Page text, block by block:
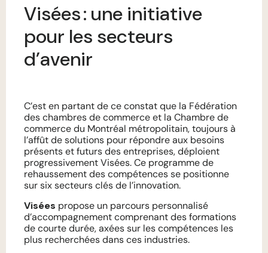
Visées : une initiative
pour les secteurs
d’avenir
C’est en partant de ce constat que la Fédération
des chambres de commerce et la Chambre de
commerce du Montréal métropolitain, toujours à
l’affût de solutions pour répondre aux besoins
présents et futurs des entreprises, déploient
progressivement Visées. Ce programme de
rehaussement des compétences se positionne
sur six secteurs clés de l’innovation.
Visées propose un parcours personnalisé
d’accompagnement comprenant des formations
de courte durée, axées sur les compétences les
plus recherchées dans ces industries.